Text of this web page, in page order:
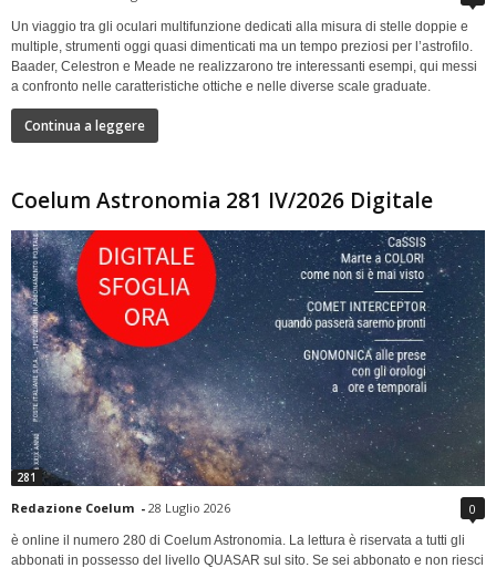
Un viaggio tra gli oculari multifunzione dedicati alla misura di stelle doppie e
multiple, strumenti oggi quasi dimenticati ma un tempo preziosi per l’astrofilo.
Baader, Celestron e Meade ne realizzarono tre interessanti esempi, qui messi
a confronto nelle caratteristiche ottiche e nelle diverse scale graduate.
Continua a leggere
Coelum Astronomia 281 IV/2026 Digitale
281
Redazione Coelum - 28 Luglio 2026 0
è online il numero 280 di Coelum Astronomia. La lettura è riservata a tutti gli
abbonati in possesso del livello QUASAR sul sito. Se sei abbonato e non riesci